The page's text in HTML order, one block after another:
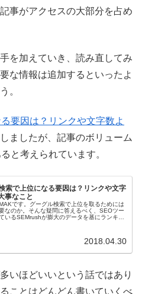
事がアクセスの大部分を占め
を加えていき、読み直してみ
な情報は追加するといったよ
。
要因は？リンクや文字数よ
ましたが、記事のボリューム
と考えられています。
検索で上位になる要因は？リンクや文字
事なこと
です。グーグル検索で上位を取るためには
なのか。そんな疑問に答えるべく、SEOツー
いるSEMrushが膨大のデータを基にランキン
2018.04.30
いほどいいという話ではあり
ことはどんどん書いていくべ